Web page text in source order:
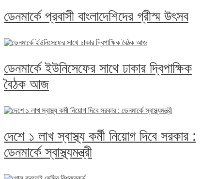
ডেনমার্কে প্রবাসী বাংলাদেশিদের গ্রীস্ম উৎসব
ডেনমার্কে ইউনিসেফের সাথে ঢাকার দ্বিপাক্ষিক
বৈঠক আজ
দেশে ১ লাখ স্বাস্থ্য কর্মী নিয়োগ দিবে সরকার :
ডেনমার্কে স্বাস্থ্যমন্ত্রী